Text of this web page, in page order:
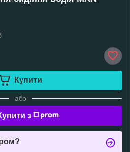
Купити
або
з